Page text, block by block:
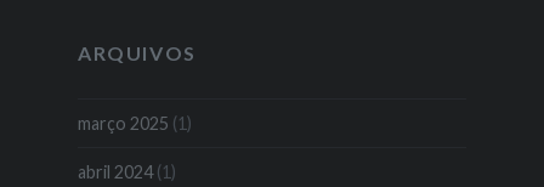
ARQUIVOS
março 2025 (1)
abril 2024(1)